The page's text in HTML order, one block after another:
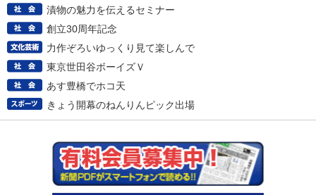
漬物の魅力を伝えるセミナー
創立30周年記念
力作ぞろいゆっくり見て楽しんで
東京世田谷ボーイズＶ
あす豊橋でホコ天
きょう開幕のねんりんピック出場